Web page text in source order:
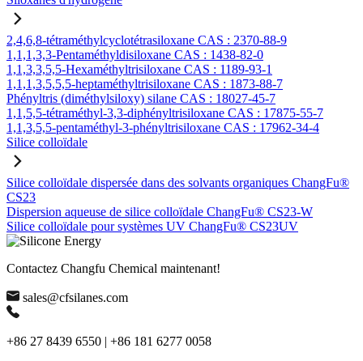
2,4,6,8-tétraméthylcyclotétrasiloxane CAS : 2370-88-9
1,1,1,3,3-Pentaméthyldisiloxane CAS : 1438-82-0
1,1,3,3,5,5-Hexaméthyltrisiloxane CAS : 1189-93-1
1,1,1,3,5,5,5-heptaméthyltrisiloxane CAS : 1873-88-7
Phényltris (diméthylsiloxy) silane CAS : 18027-45-7
1,1,5,5-tétraméthyl-3,3-diphényltrisiloxane CAS : 17875-55-7
1,1,3,5,5-pentaméthyl-3-phényltrisiloxane CAS : 17962-34-4
Silice colloïdale
Silice colloïdale dispersée dans des solvants organiques ChangFu®
CS23
Dispersion aqueuse de silice colloïdale ChangFu® CS23-W
Silice colloïdale pour systèmes UV ChangFu® CS23UV
Contactez Changfu Chemical maintenant!
sales@cfsilanes.com
+86 27 8439 6550 | +86 181 6277 0058